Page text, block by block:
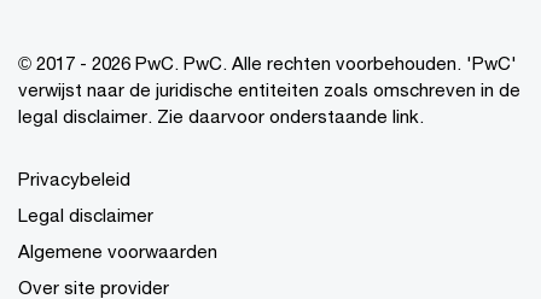
© 2017 - 2026 PwC. PwC. Alle rechten voorbehouden. 'PwC'
verwijst naar de juridische entiteiten zoals omschreven in de
legal disclaimer. Zie daarvoor onderstaande link.
Privacybeleid
Legal disclaimer
Algemene voorwaarden
Over site provider